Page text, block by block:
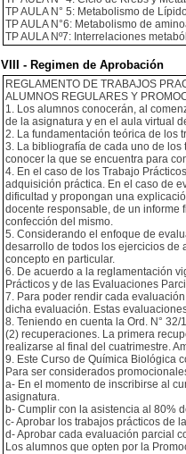
TP AULA N° 5: Metabolismo de
TP AULA N°6: Metabolismo de
TP AULA Nº7: Interrelaciones
VIII - Regimen de Aprobación
REGLAMENTO DE TRABAJOS
ALUMNOS REGULARES Y
1. Los alumnos conocerán, al
de la asignatura y en el aula virtual
2. La fundamentación teórica de los
3. La bibliografía de cada uno de
conocer la que se encuentra para
4. En el caso de los Trabajo
adquisición práctica. En el caso de
dificultad y propongan una
docente responsable, de un informe
confección del mismo.
5. Considerando el enfoque de
desarrollo de todos los ejercicios de
concepto en particular.
6. De acuerdo a la reglamentación
Prácticos y de las Evaluaciones
7. Para poder rendir cada
dicha evaluación. Estas
8. Teniendo en cuenta la Ord. N°
(2) recuperaciones. La primera
realizarse al final del cuatrimestre.
9. Este Curso de Química Biológica
Para ser considerados
a- En el momento de inscribirse al
asignatura.
b- Cumplir con la asistencia al 80%
c- Aprobar los trabajos prácticos de
d- Aprobar cada evaluación parcial
Los alumnos que opten por la